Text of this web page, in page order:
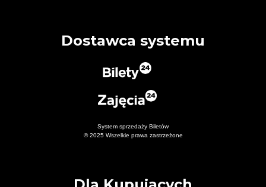
Dostawca systemu
System sprzedaży Biletów
© 2025 Wszelkie prawa zastrzeżone